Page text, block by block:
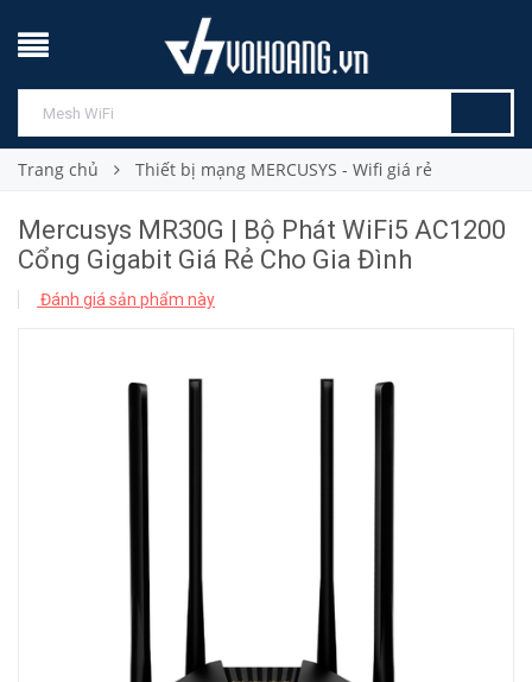
Trang chủ Thiết bị mạng MERCUSYS - Wifi giá rẻ
Mercusys MR30G | Bộ Phát WiFi5 AC1200
Cổng Gigabit Giá Rẻ Cho Gia Đình
Đánh giá sản phẩm này